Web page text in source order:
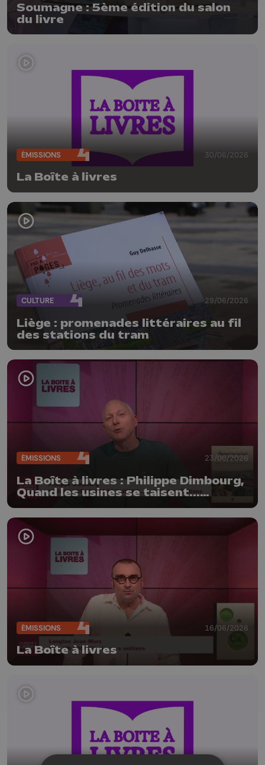
Soumagne : 5ème édition du salon
du livre
ÉMISSIONS 30/06/2026
La Boîte à livres
CULTURE 29/06/2026
Liège : promenades littéraires au fil
des stations du tram
ÉMISSIONS 23/06/2026
La Boîte à livres : Philippe Dimbourg,
Quand les usines se taisent...
ÉMISSIONS 16/06/2026
La Boîte à livres